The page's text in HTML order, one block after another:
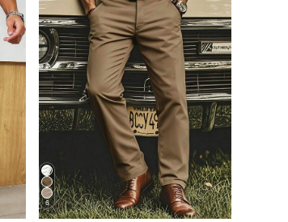
6